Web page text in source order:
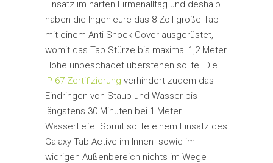
Einsatz im harten Firmenalltag und deshalb
haben die Ingenieure das 8 Zoll große Tab
mit einem Anti-Shock Cover ausgerüstet,
womit das Tab Stürze bis maximal 1,2 Meter
Höhe unbeschadet überstehen sollte. Die
IP-67 Zertifizierung verhindert zudem das
Eindringen von Staub und Wasser bis
längstens 30 Minuten bei 1 Meter
Wassertiefe. Somit sollte einem Einsatz des
Galaxy Tab Active im Innen- sowie im
widrigen Außenbereich nichts im Wege